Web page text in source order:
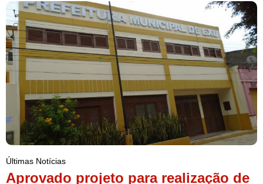
Últimas Notícias
Aprovado projeto para realização de